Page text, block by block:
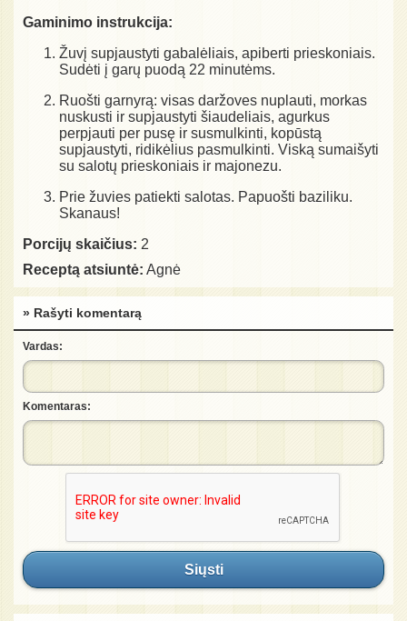
Gaminimo instrukcija:
Žuvį supjaustyti gabalėliais, apiberti prieskoniais.
Sudėti į garų puodą 22 minutėms.
Ruošti garnyrą: visas daržoves nuplauti, morkas
nuskusti ir supjaustyti šiaudeliais, agurkus
perpjauti per pusę ir susmulkinti, kopūstą
supjaustyti, ridikėlius pasmulkinti. Viską sumaišyti
su salotų prieskoniais ir majonezu.
Prie žuvies patiekti salotas. Papuošti baziliku.
Skanaus!
Porcijų skaičius: 2
Receptą atsiuntė: Agnė
» Rašyti komentarą
Vardas:
Komentaras:
Siųsti